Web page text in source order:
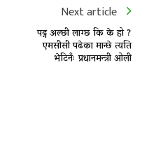
Next article
पढ्न अल्छी लाग्छ कि के हो ?
एमसीसी पढेका मान्छे त्यति
भेटिनँः प्रधानमन्त्री अ‍ोली